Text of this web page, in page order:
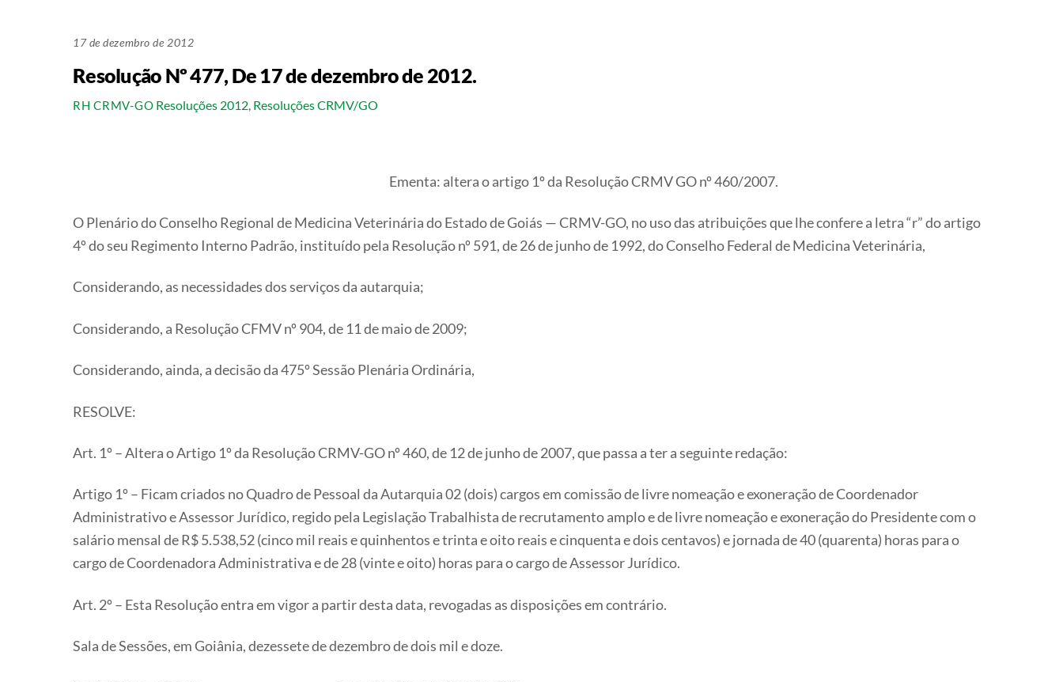
17 de dezembro de 2012
Resolução Nº 477, De 17 de dezembro de 2012.
RH CRMV-GO Resoluções 2012, Resoluções CRMV/GO
Ementa: altera o artigo 1º da Resolução CRMV GO nº 460/2007.
O Plenário do Conselho Regional de Medicina Veterinária do Estado de Goiás — CRMV-GO, no uso das atribuições que lhe confere a letra “r” do artigo
4º do seu Regimento Interno Padrão, instituído pela Resolução nº 591, de 26 de junho de 1992, do Conselho Federal de Medicina Veterinária,
Considerando, as necessidades dos serviços da autarquia;
Considerando, a Resolução CFMV nº 904, de 11 de maio de 2009;
Considerando, ainda, a decisão da 475º Sessão Plenária Ordinária,
RESOLVE:
Art. 1º – Altera o Artigo 1º da Resolução CRMV-GO nº 460, de 12 de junho de 2007, que passa a ter a seguinte redação:
Artigo 1º – Ficam criados no Quadro de Pessoal da Autarquia 02 (dois) cargos em comissão de livre nomeação e exoneração de Coordenador
Administrativo e Assessor Jurídico, regido pela Legislação Trabalhista de recrutamento amplo e de livre nomeação e exoneração do Presidente com o
salário mensal de R$ 5.538,52 (cinco mil reais e quinhentos e trinta e oito reais e cinquenta e dois centavos) e jornada de 40 (quarenta) horas para o
cargo de Coordenadora Administrativa e de 28 (vinte e oito) horas para o cargo de Assessor Jurídico.
Art. 2º – Esta Resolução entra em vigor a partir desta data, revogadas as disposições em contrário.
Sala de Sessões, em Goiânia, dezessete de dezembro de dois mil e doze.